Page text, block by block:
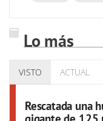
Lo más
VISTO ACTUAL
Rescatada una